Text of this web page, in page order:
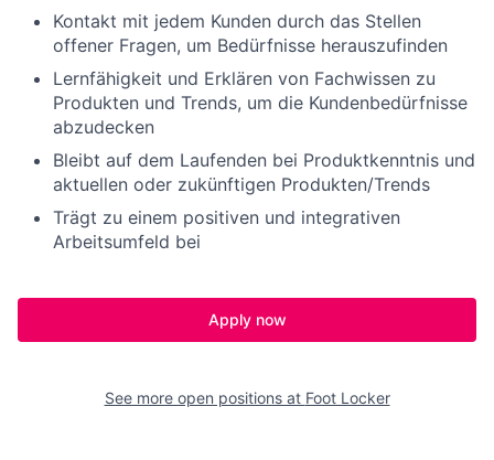
Kontakt mit jedem Kunden durch das Stellen
offener Fragen, um Bedürfnisse herauszufinden
Lernfähigkeit und Erklären von Fachwissen zu
Produkten und Trends, um die Kundenbedürfnisse
abzudecken
Bleibt auf dem Laufenden bei Produktkenntnis und
aktuellen oder zukünftigen Produkten/Trends
Trägt zu einem positiven und integrativen
Arbeitsumfeld bei
Apply now
See more open positions at Foot Locker